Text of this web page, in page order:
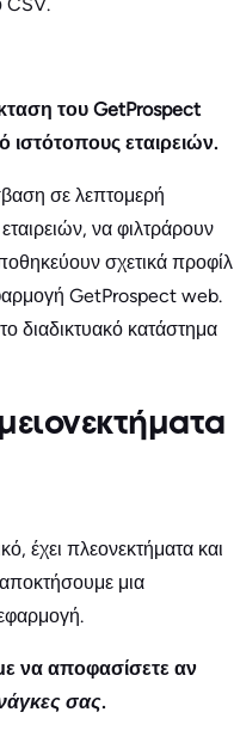
του GetProspect
εταιρειών.
σε λεπτομερή
να φιλτράρουν
σχετικά προφίλ
GetProspect web.
διαδικτυακό κατάστημα
έχει πλεονεκτήματα και
μια
να αποφασίσετε αν
σας.